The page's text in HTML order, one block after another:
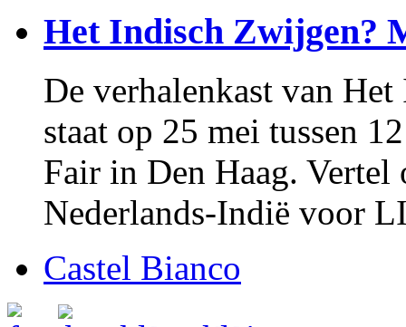
Het Indisch Zwijgen?
De verhalenkast van
staat op 25 mei tussen
Fair in Den Haag. Vertel
Nederlands-Indië voor
Castel Bianco